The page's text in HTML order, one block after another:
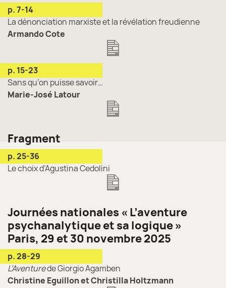
p. 7-14
La dénonciation marxiste et la révélation freudienne
Armando Cote
p. 15-23
Sans qu’on puisse savoir…
Marie-José Latour
Fragment
p. 25-36
Le choix d’Agustina Cedolini
Journées nationales « L’aventure
psychanalytique et sa logique »
Paris, 29 et 30 novembre 2025
p. 28-29
L’Aventurede Giorgio Agamben
Christine Eguillon et Christilla Holtzmann